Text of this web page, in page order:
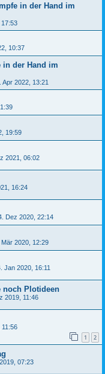
in der Hand im
17:53
10:37
in der Hand im
Apr 2022, 13:21
19:59
2021, 06:02
16:24
Dez 2020, 22:14
Mär 2020, 12:29
Jan 2020, 16:11
noch Plotideen
2019, 11:46
11:56
1 2
07:23